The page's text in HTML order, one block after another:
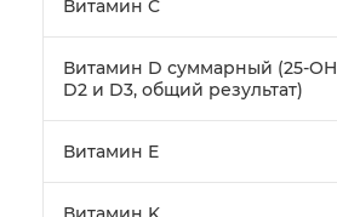
Витамин C
Витамин D суммарный (25-OH
D2 и D3, общий результат)
Витамин E